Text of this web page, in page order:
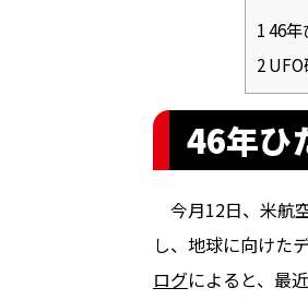
146年
2UFO
46年ひ
今月12日、米航
し、地球に向けた
ログによると、最